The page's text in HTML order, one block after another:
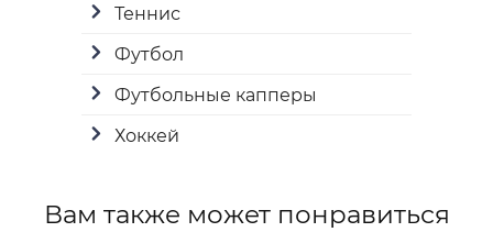
Теннис
Футбол
Футбольные капперы
Хоккей
Вам также может понравиться